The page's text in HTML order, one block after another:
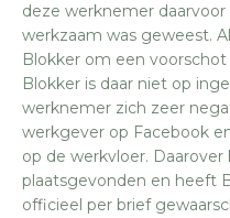
deze werknemer
werkzaam was geweest.
Blokker om een
Blokker is daar niet op
werknemer zich zeer
werkgever op Facebook
op de werkvloer.
plaatsgevonden en heeft
officieel per brief